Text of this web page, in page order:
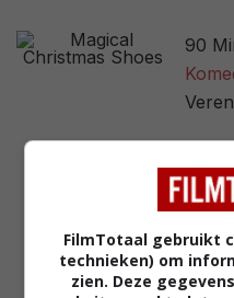
2,7/ 10
90
FilmTotaal gebruikt
technieken) om
zien. Deze